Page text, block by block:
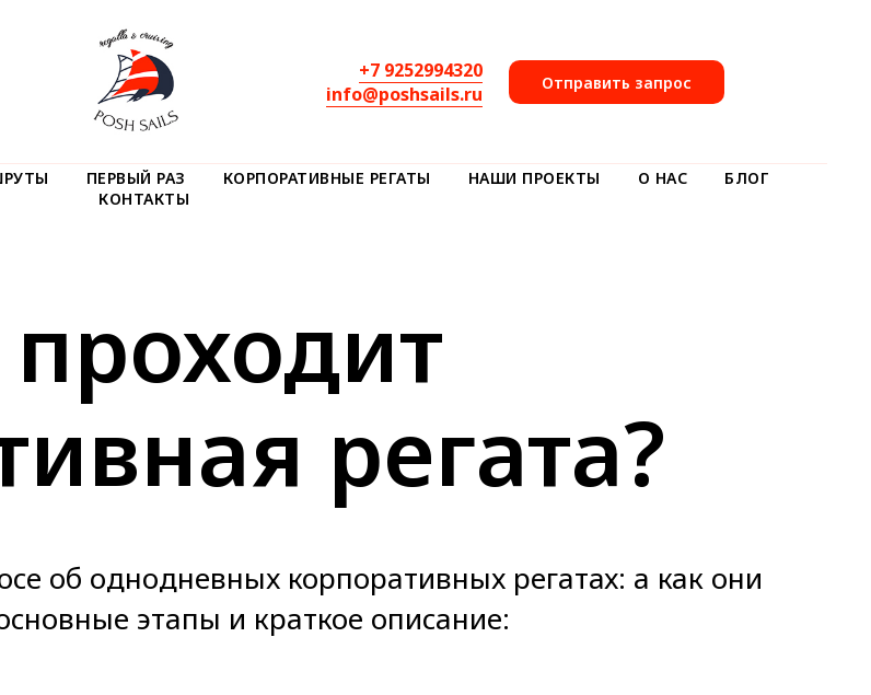
+7 9252994320
info@poshsails.ru
Отправить запрос
ПЕРВЫЙ РАЗ КОРПОРАТИВНЫЕ РЕГАТЫ НАШИ ПРОЕКТЫ О НАС
БЛОГ
КОНТАКТЫ
регата?
об однодневных корпоративных регатах: а как они
этапы и краткое описание: